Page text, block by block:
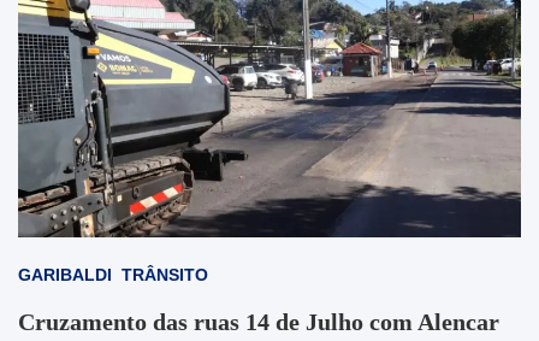
GARIBALDI TRÂNSITO
Cruzamento das ruas 14 de Julho com Alencar